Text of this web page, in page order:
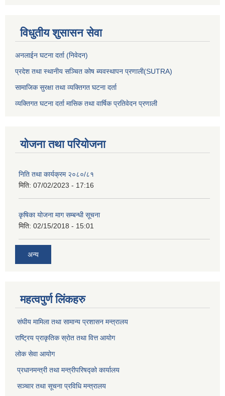
विधुतीय शुसासन सेवा
अनलाईन घटना दर्ता (निवेदन)
प्रदेश तथा स्थानीय सञ्चित कोष ब्यवस्थापन प्रणाली(SUTRA)
सामाजिक सुरक्षा तथा व्यक्तिगत घटना दर्ता
व्यक्तिगत घटना दर्ता मासिक तथा वार्षिक प्रतिवेदन प्रणाली
योजना तथा परियोजना
निति तथा कार्यक्रम २०८०/८१
मिति: 07/02/2023 - 17:16
कृषिका योजना माग सम्बन्धी सूचना
मिति: 02/15/2018 - 15:01
अन्य
महत्वपुर्ण लिंकहरु
संघीय मामिला तथा सामान्य प्रशासन मन्त्रालय
राष्ट्रिय प्राकृतिक स्राेत तथा वित्त आयोग
लोक सेवा आयोग
प्रधानमन्त्री तथा मन्त्रीपरिषद्को कार्यालय
सञ्‍चार तथा सूचना प्रविधि मन्त्रालय